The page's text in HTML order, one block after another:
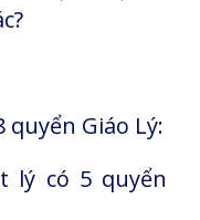
Giáo Lý:
lý có 5 quyển